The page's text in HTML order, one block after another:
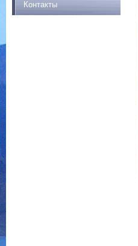
Контакты